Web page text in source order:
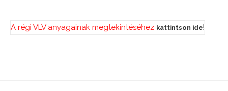
A régi VLV anyagainak megtekintéséhez kattintson ide!